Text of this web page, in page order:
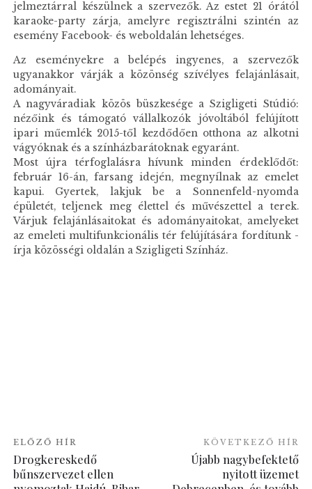
jelmeztárral készülnek a szervezők. Az estet 21 órától
karaoke-party zárja, amelyre regisztrálni szintén az
esemény Facebook- és weboldalán lehetséges.
Az eseményekre a belépés ingyenes, a szervezők
ugyanakkor várják a közönség szívélyes felajánlásait,
adományait.
A nagyváradiak közös büszkesége a Szigligeti Stúdió:
nézőink és támogató vállalkozók jóvoltából felújított
ipari műemlék 2015-től kezdődően otthona az alkotni
vágyóknak és a színházbarátoknak egyaránt.
Most újra térfoglalásra hívunk minden érdeklődőt:
február 16-án, farsang idején, megnyílnak az emelet
kapui. Gyertek, lakjuk be a Sonnenfeld-nyomda
épületét, teljenek meg élettel és művészettel a terek.
Várjuk felajánlásaitokat és adományaitokat, amelyeket
az emeleti multifunkcionális tér felújítására fordítunk -
írja közösségi oldalán a Szigligeti Színház.
ELŐZŐ HÍR
Drogkereskedő
bűnszervezet ellen
KÖVETKEZŐ HÍR
Újabb nagybefektető
nyitott üzemet